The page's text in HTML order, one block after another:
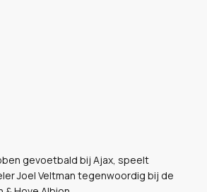
gevoetbald bij Ajax, speelt
Joel Veltman tegenwoordig bij de